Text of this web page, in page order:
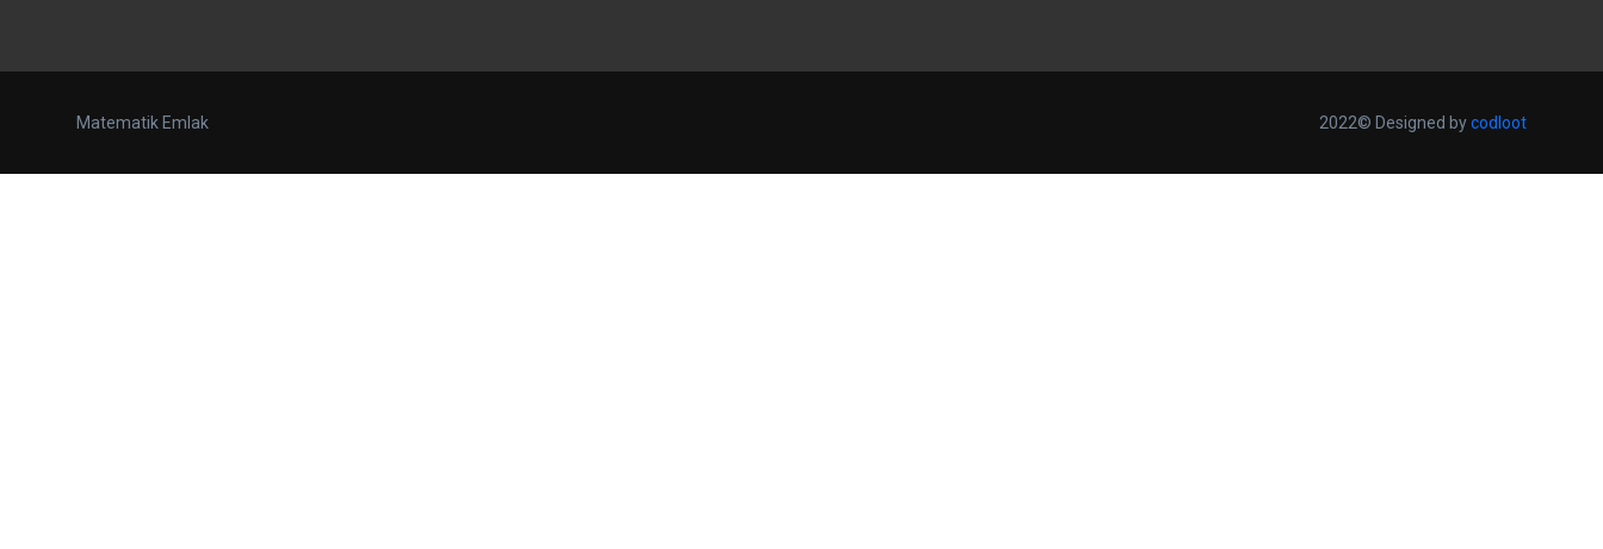
Matematik Emlak 2022© Designed bycodloot